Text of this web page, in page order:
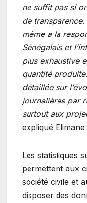
ne suffit pas si
de
même a la
Sénégalais et
plus exhaustive
quantité
détaillée sur
journalières par
surtout aux
expliqué
Les statistiques
permettent aux
société civile et
disposer des